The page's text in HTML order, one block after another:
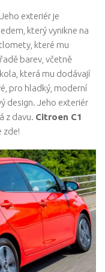
exteriér je
který vynikne na
které mu
barev, včetně
která mu dodávají
pro hladký, moderní
design. Jeho exteriér
z davu. Citroen C1
zde!